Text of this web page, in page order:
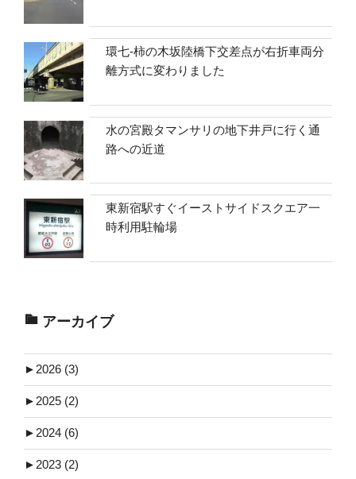
環七-柿の木坂陸橋下交差点が右折車両分
離方式に変わりました
水の宮殿タマンサリの地下井戸に行く通
路への近道
東新宿駅すぐイーストサイドスクエア一
時利用駐輪場
アーカイブ
► 2026 (3)
► 2025 (2)
► 2024 (6)
► 2023 (2)